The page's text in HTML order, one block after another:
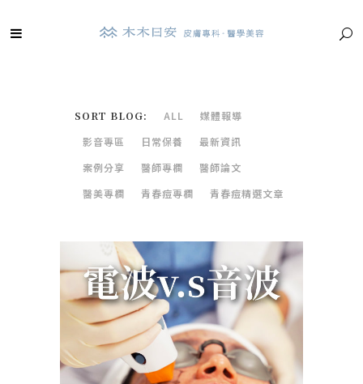
SORT BLOG: ALL
媒體報導
影音專區
日常保養
最新資訊
案例分享
醫師專欄
醫師論文
醫美專欄
青春痘專欄 青春痘精選文章